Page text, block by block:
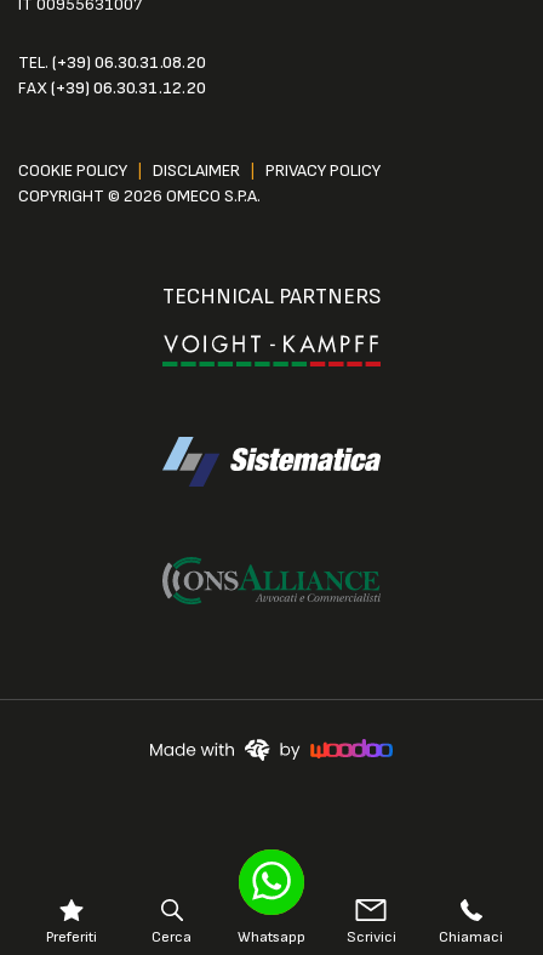
IT 00955631007
TEL. (+39) 06.30.31.08.20
FAX(+39) 06.30.31.12.20
COOKIE POLICY DISCLAIMER
PRIVACY POLICY
COPYRIGHT © 2026 OMECO S.P.A.
TECHNICAL PARTNERS
Preferiti Cerca Whatsapp Scrivici Chiamaci